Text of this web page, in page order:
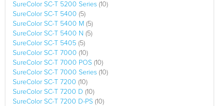
SureColor SC-T 5200 Series (10)
SureColor SC-T 5400 (5)
SureColor SC-T 5400 M (5)
SureColor SC-T 5400 N (5)
SureColor SC-T 5405 (5)
SureColor SC-T 7000 (10)
SureColor SC-T 7000 POS (10)
SureColor SC-T 7000 Series (10)
SureColor SC-T 7200 (10)
SureColor SC-T 7200 D (10)
SureColor SC-T 7200 D-PS (10)